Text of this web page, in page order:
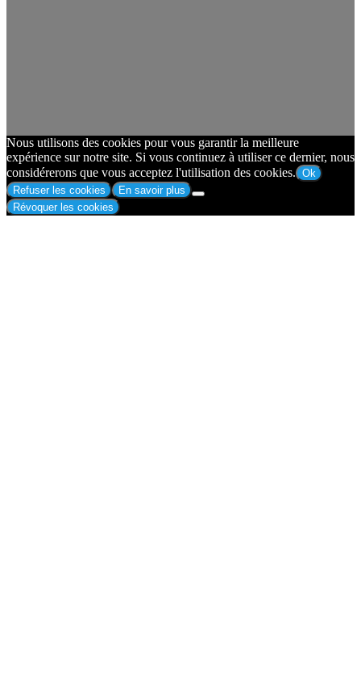
Nous utilisons des cookies pour vous garantir la meilleure
expérience sur notre site. Si vous continuez à utiliser ce dernier, nous
considérerons que vous acceptez l'utilisation des cookies. Ok
Refuser les cookies
En savoir plus
Révoquer les cookies